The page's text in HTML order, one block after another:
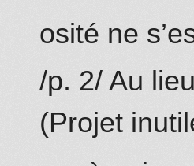
osité ne
/p. 2/ Au
(Projet